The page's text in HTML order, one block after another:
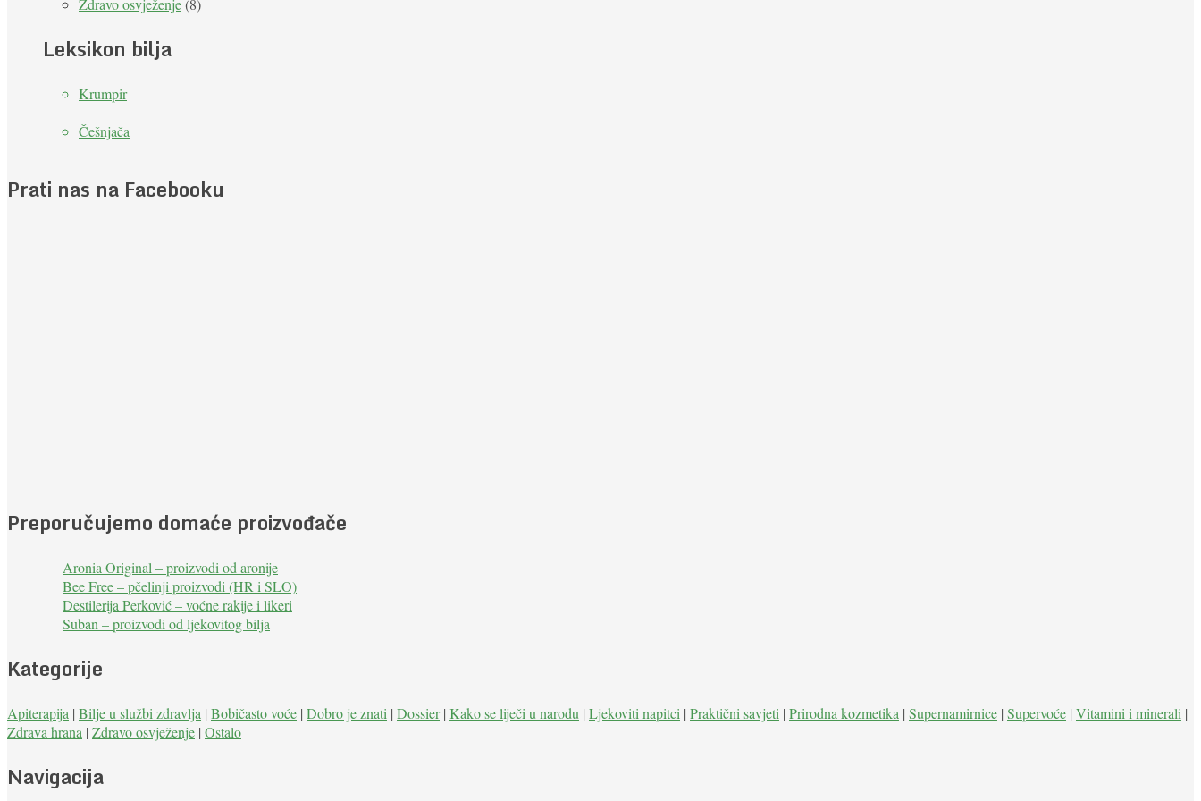
Zdravo osvježenje(8)
Leksikon bilja
Krumpir
Češnjača
Prati nas na Facebooku
Preporučujemo domaće proizvođače
Aronia Original – proizvodi od aronije
Bee Free – pčelinji proizvodi (HR i SLO)
Destilerija Perković – voćne rakije i likeri
Suban – proizvodi od ljekovitog bilja
Kategorije
Apiterapija | Bilje u službi zdravlja | Bobičasto voće | Dobro je znati | Dossier| Kako se liječi u narodu | Ljekoviti napitci | Praktični savjeti | Prirodna kozmetika | Supernamirnice | Supervoće | Vitamini i minerali |
Zdrava hrana | Zdravo osvježenje | Ostalo
Navigacija